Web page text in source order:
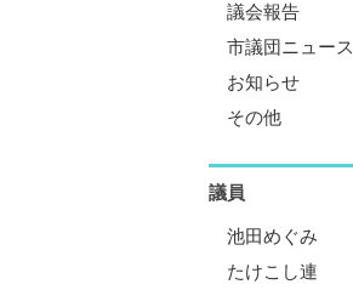
議会報告
市議団ニュース
お知らせ
その他
議員
池田めぐみ
たけこし連